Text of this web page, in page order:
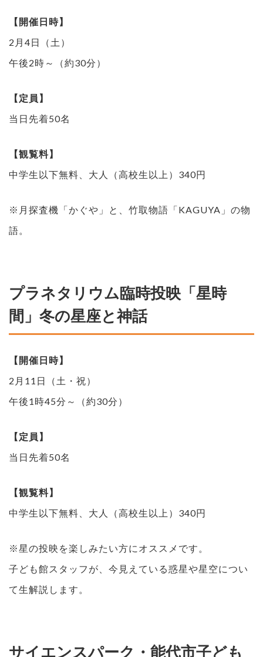
【開催日時】
2月4日（土）
午後2時～（約30分）
【定員】
当日先着50名
【観覧料】
中学生以下無料、大人（高校生以上）340円
※月探査機「かぐや」と、竹取物語「KAGUYA」の物
語。
プラネタリウム臨時投映「星時
間」冬の星座と神話
【開催日時】
2月11日（土・祝）
午後1時45分～（約30分）
【定員】
当日先着50名
【観覧料】
中学生以下無料、大人（高校生以上）340円
※星の投映を楽しみたい方にオススメです。
子ども館スタッフが、今見えている惑星や星空につい
て生解説します。
サイエンスパーク・能代市子ども